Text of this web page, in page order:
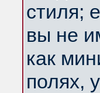
стиля;
вы не
как
полях,